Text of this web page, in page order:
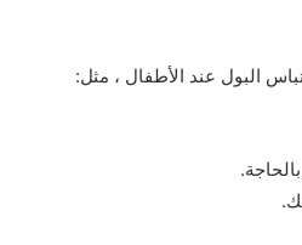
البول عند الأطفال ، مثل: